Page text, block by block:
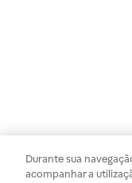
Durante sua
acompanhar a